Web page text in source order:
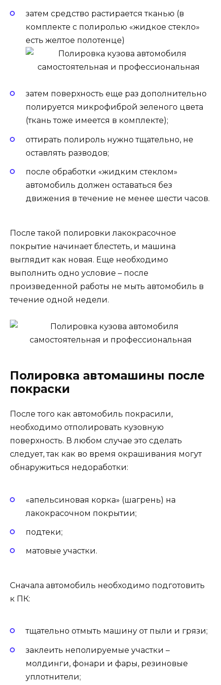
затем средство растирается тканью (в
комплекте с полиролью «жидкое стекло»
есть желтое полотенце)
затем поверхность еще раз дополнительно
полируется микрофиброй зеленого цвета
(ткань тоже имеется в комплекте);
оттирать полироль нужно тщательно, не
оставлять разводов;
после обработки «жидким стеклом»
автомобиль должен оставаться без
движения в течение не менее шести часов.
После такой полировки лакокрасочное
покрытие начинает блестеть, и машина
выглядит как новая. Еще необходимо
выполнить одно условие – после
произведенной работы не мыть автомобиль в
течение одной недели.
Полировка автомашины после
покраски
После того как автомобиль покрасили,
необходимо отполировать кузовную
поверхность. В любом случае это сделать
следует, так как во время окрашивания могут
обнаружиться недоработки:
«апельсиновая корка» (шагрень) на
лакокрасочном покрытии;
подтеки;
матовые участки.
Сначала автомобиль необходимо подготовить
к ПК:
тщательно отмыть машину от пыли и грязи;
заклеить неполируемые участки –
молдинги, фонари и фары, резиновые
уплотнители;